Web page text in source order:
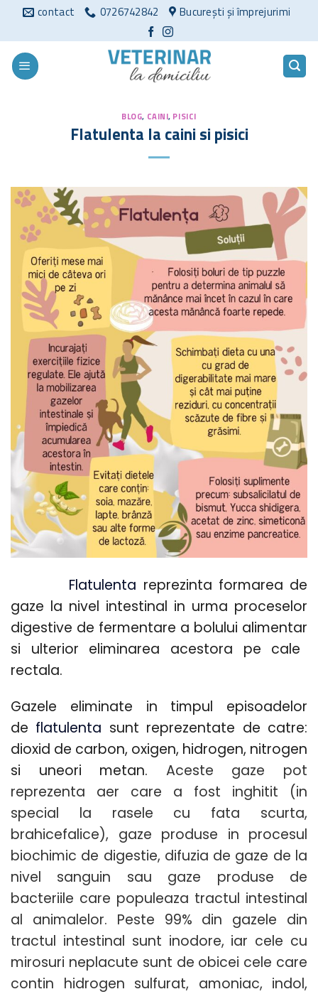
conținut
contact 0726742842 București și împrejurimi
BLOG, CAINI, PISICI
Flatulenta la caini si pisici
Flatulenta reprezinta formarea de
gaze la nivel intestinal in urma proceselor
digestive de fermentare a bolului alimentar
si ulterior eliminarea acestora pe cale
rectala.
Gazele eliminate in timpul episoadelor
de flatulenta sunt reprezentate de catre:
dioxid de carbon, oxigen, hidrogen, nitrogen
si uneori metan.
Aceste gaze pot
reprezenta aer care a fost inghitit (in
special la rasele cu fata scurta,
brahicefalice), gaze produse in procesul
biochimic de digestie, difuzia de gaze de la
nivel sanguin sau gaze produse de
bacteriile care populeaza tractul intestinal
al animalelor. Peste 99% din gazele din
tractul intestinal sunt inodore, iar cele cu
mirosuri neplacute sunt de obicei cele care
contin hidrogen sulfurat, amoniac, indol,